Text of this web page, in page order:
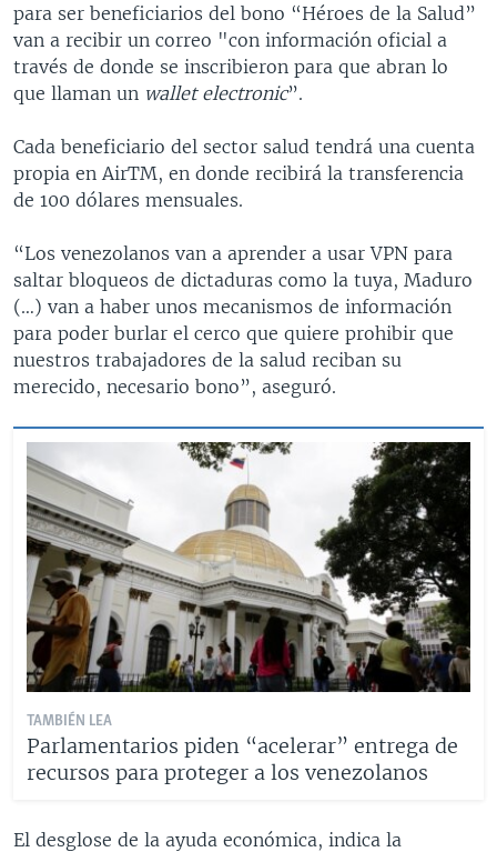
para ser beneficiarios del bono “Héroes de la Salud”
van a recibir un correo "con información oficial a
través de donde se inscribieron para que abran lo
que llaman un wallet electronic”.
Cada beneficiario del sector salud tendrá una cuenta
propia en AirTM, en donde recibirá la transferencia
de 100 dólares mensuales.
“Los venezolanos van a aprender a usar VPN para
saltar bloqueos de dictaduras como la tuya, Maduro
(…) van a haber unos mecanismos de información
para poder burlar el cerco que quiere prohibir que
nuestros trabajadores de la salud reciban su
merecido, necesario bono”, aseguró.
TAMBIÉN LEA
Parlamentarios piden “acelerar” entrega de
recursos para proteger a los venezolanos
El desglose de la ayuda económica, indica la